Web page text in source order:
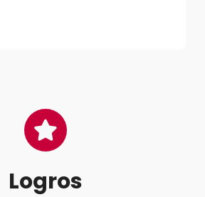
Logros